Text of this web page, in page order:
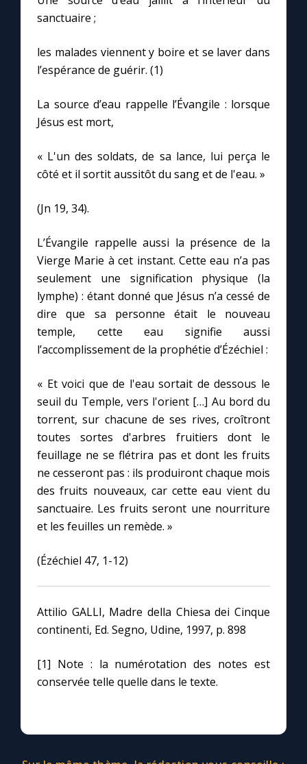
Avec Thérèse de Lisieux
L'Évangile chaque jour
Les premiers samedis du mois
Mes intentions de prière
Une Minute avec Marie
Une neuvaine
À la une
1000 Raisons de Croire
Chapelet pour le monde
sanctuaire ;
les malades viennent y boire et se laver dans
l’espérance de guérir. (1)
La source d’eau rappelle l’Évangile : lorsque
Jésus est mort,
« L'un des soldats, de sa lance, lui perça le
côté et il sortit aussitôt du sang et de l'eau. »
(Jn 19, 34).
L’Évangile rappelle aussi la présence de la
Vierge Marie à cet instant. Cette eau n’a pas
seulement une signification physique (la
lymphe) : étant donné que Jésus n’a cessé de
dire que sa personne était le nouveau
temple, cette eau signifie aussi
l’accomplissement de la prophétie d’Ézéchiel :
« Et voici que de l'eau sortait de dessous le
seuil du Temple, vers l'orient […] Au bord du
torrent, sur chacune de ses rives, croîtront
toutes sortes d'arbres fruitiers dont le
feuillage ne se flétrira pas et dont les fruits
ne cesseront pas : ils produiront chaque mois
des fruits nouveaux, car cette eau vient du
sanctuaire. Les fruits seront une nourriture
et les feuilles un remède. »
(Ézéchiel 47, 1-12)
Attilio GALLI, Madre della Chiesa dei Cinque
continenti, Ed. Segno, Udine, 1997, p. 898
[1] Note : la numérotation des notes est
conservée telle quelle dans le texte.